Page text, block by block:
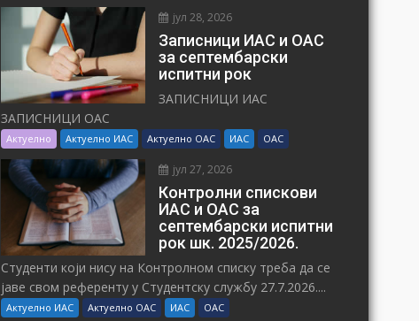
Е
С
Т
И
јул 28, 2026
Записници ИАС и ОАС
за септембарски
испитни рок
ЗАПИСНИЦИ ИАС
ЗАПИСНИЦИ ОАС
Актуелно Актуелно ИАС Актуелно ОАС ИАС ОАС
јул 27, 2026
Контролни спискови
ИАС и ОАС за
септембарски испитни
рок шк. 2025/2026.
Студенти који нису на Контролном списку треба да се
јаве свом референту у Студентску службу 27.7.2026....
Актуелно ИАС Актуелно ОАС ИАС ОАС